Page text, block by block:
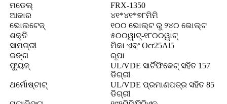
ମଡେଲ୍
FRX-1350
ଆକାର
୪୧*୪୧*୭୮ମିମି
ଭୋଲଟେଜ୍
୧୦୦ ଭୋଲ୍ଟ ରୁ ୨୪୦ ଭୋଲ୍ଟ
ଶକ୍ତି
୫୦୦ୱାଟ୍-୧୮୦୦ୱାଟ୍
ସାମଗ୍ରୀ
ମିକା ଏବଂ Ocr25Al5
ରଙ୍ଗ
ରୂପା
ଫ୍ୟୁଜ୍
UL/VDE ସାର୍ଟିଫିକେଟ୍ ସହିତ 157
ଡିଗ୍ରୀ
ଥର୍ମୋଷ୍ଟାଟ୍
UL/VDE ପ୍ରମାଣପତ୍ର ସହିତ 85
ଡିଗ୍ରୀ